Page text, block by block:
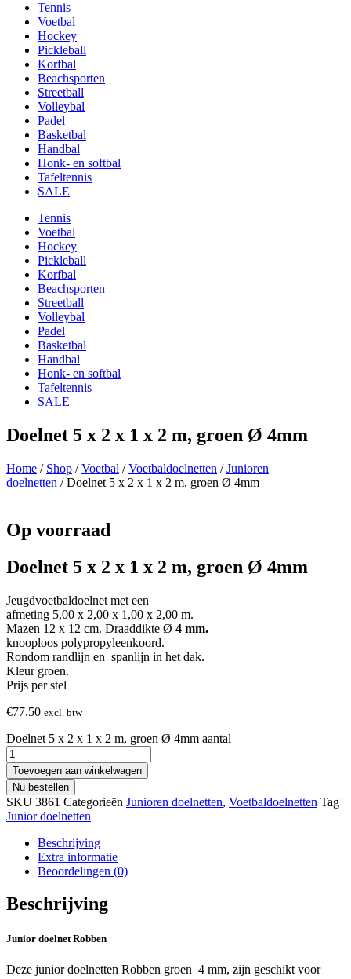
Tennis
Voetbal
Hockey
Pickleball
Korfbal
Beachsporten
Streetball
Volleybal
Padel
Basketbal
Handbal
Honk- en softbal
Tafeltennis
SALE
Tennis
Voetbal
Hockey
Pickleball
Korfbal
Beachsporten
Streetball
Volleybal
Padel
Basketbal
Handbal
Honk- en softbal
Tafeltennis
SALE
Doelnet 5 x 2 x 1 x 2 m, groen Ø 4mm
Home / Shop /Voetbal /Voetbaldoelnetten /Junioren
doelnetten / Doelnet 5 x 2 x 1 x 2 m, groen Ø 4mm
Op voorraad
Doelnet 5 x 2 x 1 x 2 m, groen Ø 4mm
Jeugdvoetbaldoelnet met een
afmeting 5,00 x 2,00 x 1,00 x 2,00 m.
Mazen 12 x 12 cm. Draaddikte Ø 4 mm.
knooploos polypropyleenkoord.
Rondom randlijn en spanlijn in het dak.
Kleur groen.
Prijs per stel
€77.50 excl. btw
Doelnet 5 x 2 x 1 x 2 m, groen Ø 4mm aantal
Toevoegen aan winkelwagen
Nu bestellen
SKU 3861 Categorieën Junioren doelnetten, Voetbaldoelnetten Tag
Junior doelnetten
Beschrijving
Extra informatie
Beoordelingen (0)
Beschrijving
Junior doelnet Robben
Deze junior doelnetten Robben groen 4 mm, zijn geschikt voor